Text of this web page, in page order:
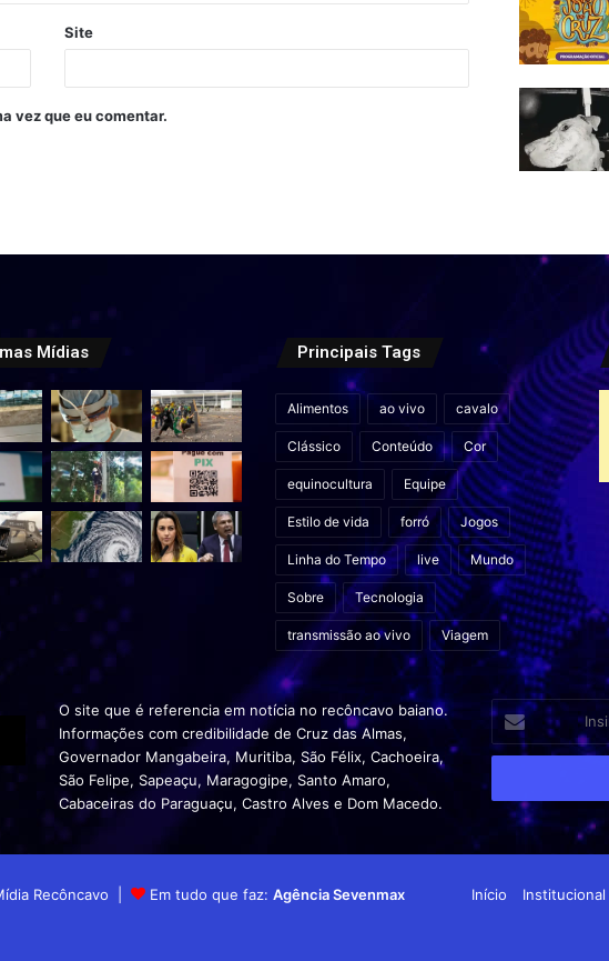
Site
vez que eu comentar.
Mídias Principais Tags
Alimentos ao vivo cavalo
Clássico Conteúdo Cor
equinocultura Equipe
Estilo de vida forró Jogos
Linha do Tempo live Mundo
Sobre Tecnologia
transmissão ao vivo Viagem
O site que é referencia em notícia no recôncavo baiano.
Informações com credibilidade de Cruz das Almas,
Governador Mangabeira, Muritiba, São Félix, Cachoeira,
São Felipe, Sapeaçu, Maragogipe, Santo Amaro,
Cabaceiras do Paraguaçu, Castro Alves e Dom Macedo.
Insira
seu
de
email
Recôncavo | Em tudo que faz:Agência Sevenmax Início Institucional